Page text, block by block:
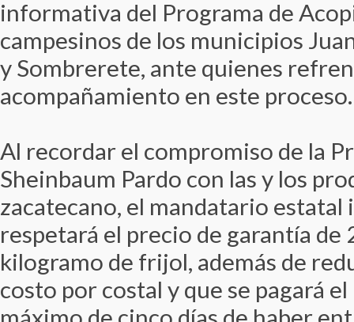
informativa del Programa de
campesinos de los municipios
y Sombrerete, ante quienes
acompañamiento en este proceso.
Al recordar el compromiso de la
Sheinbaum Pardo con las y los
zacatecano, el mandatario estatal
respetará el precio de garantía de
kilogramo de frijol, además de
costo por costal y que se pagará